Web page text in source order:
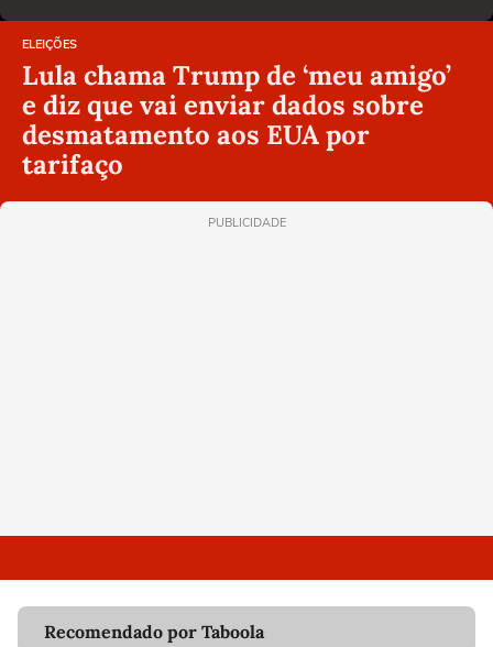
ELEIÇÕES
Lula chama Trump de ‘meu amigo’
e diz que vai enviar dados sobre
desmatamento aos EUA por
tarifaço
PUBLICIDADE
Recomendado por Taboola